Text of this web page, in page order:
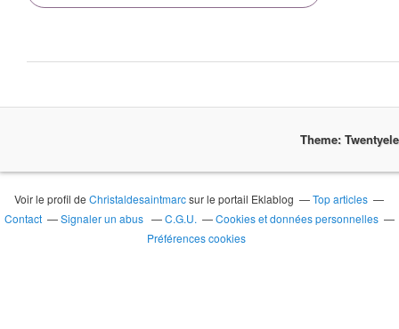
Theme:
Voir le profil deChristaldesaintmarcsur le portail Eklablog
Top articles
Contact
Signaler un abus C.G.U.
Cookies et données personnelles
Préférences cookies